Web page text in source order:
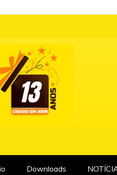
Downloads